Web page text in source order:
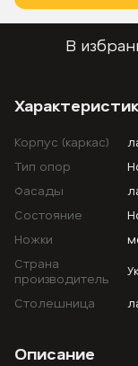
В
Корпус (каркас)
Тип опор
Фасады
Состояние
Ножки
Страна
производитель
Столешница
Описание